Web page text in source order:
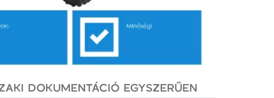
DOKUMENTÁCIÓ EGYSZERŰEN